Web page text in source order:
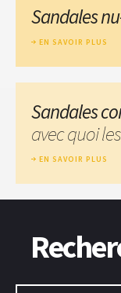
Sandales
EN SAVOIR PLUS
Sandales
avec quoi
EN SAVOIR PLUS